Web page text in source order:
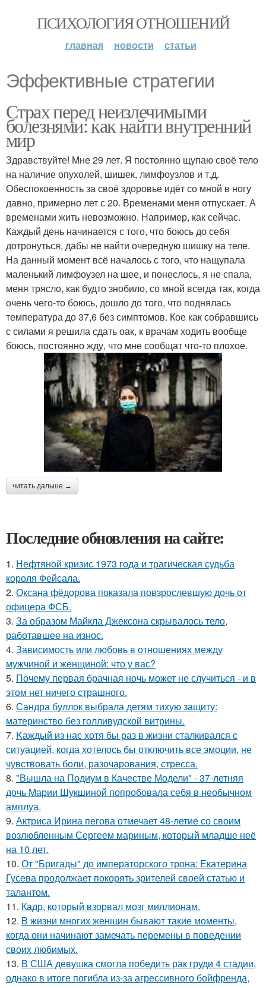
ПСИХОЛОГИЯ ОТНОШЕНИЙ
главная новости статьи
Эффективные стратегии
Страх перед неизлечимыми
болезнями: как найти внутренний
мир
Здравствуйте! Мне 29 лет. Я постоянно щупаю своё тело
на наличие опухолей, шишек, лимфоузлов и т.д.
Обеспокоенность за своё здоровье идёт со мной в ногу
давно, примерно лет с 20. Временами меня отпускает. А
временами жить невозможно. Например, как сейчас.
Каждый день начинается с того, что боюсь до себя
дотронуться, дабы не найти очередную шишку на теле.
На данный момент всё началось с того, что нащупала
маленький лимфоузел на шее, и понеслось, я не спала,
меня трясло, как будто знобило, со мной всегда так, когда
очень чего-то боюсь, дошло до того, что поднялась
температура до 37,6 без симптомов. Кое как собравшись
с силами я решила сдать оак, к врачам ходить вообще
боюсь, постоянно жду, что мне сообщат что-то плохое.
читать дальше →
Последние обновления на сайте:
1. Нефтяной кризис 1973 года и трагическая судьба
короля Фейсала.
2. Оксана фёдорова показала повзрослевшую дочь от
офицера ФСБ.
3. За образом Майкла Джексона скрывалось тело,
работавшее на износ.
4. Зависимость или любовь в отношениях между
мужчиной и женщиной: что у вас?
5. Почему первая брачная ночь может не случиться - и в
этом нет ничего страшного.
6. Сандра буллок выбрала детям тихую защиту:
материнство без голливудской витрины.
7. Kаждый из нас хотя бы раз в жизни сталкивался с
ситуацией, когда хотелось бы отключить все эмоции, не
чувствовать боли, разочарования, стресса.
8. "Вышла на Подиум в Качестве Модели" - 37-летняя
дочь Марии Шукшиной попробовала себя в необычном
амплуа.
9. Актриса Ирина пегова отмечает 48-летие со своим
возлюбленным Сергеем мариным, который младше неё
на 10 лет.
10. От "Бригады" до императорского трона: Екатерина
Гусева продолжает покорять зрителей своей статью и
талантом.
11. Кадр, который взорвал мозг миллионам.
12. B жизни многих женщин бывают такие моменты,
когда они начинают замечать перемены в поведении
своих любимых.
13. В США девушка смогла победить рак груди 4 стадии,
однако в итоге погибла из-за агрессивного бойфренда,